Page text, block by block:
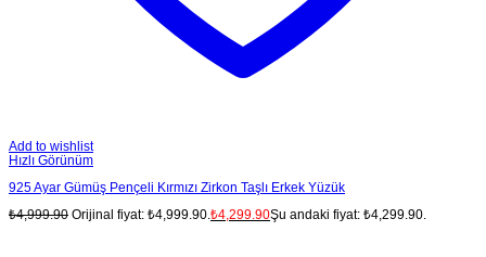
Add to wishlist
Hızlı Görünüm
925 Ayar Gümüş Pençeli Kırmızı Zirkon Taşlı Erkek Yüzük
₺4,999.90 Orijinal fiyat: ₺4,999.90. ₺4,299.90Şu andaki fiyat: ₺4,299.90.